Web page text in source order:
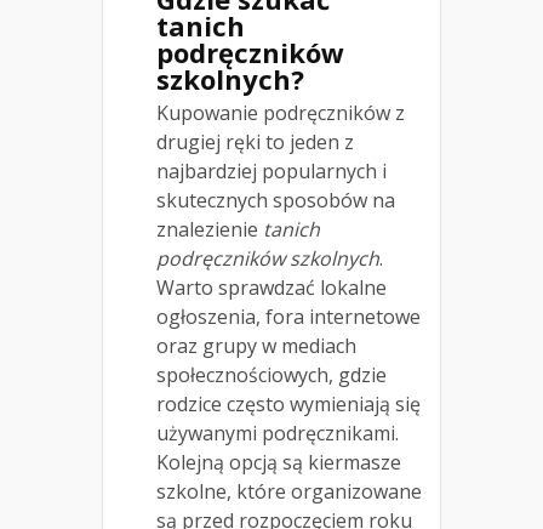
tanich
podręczników
szkolnych?
Kupowanie podręczników z
drugiej ręki to jeden z
najbardziej popularnych i
skutecznych sposobów na
znalezienie tanich
podręczników szkolnych.
Warto sprawdzać lokalne
ogłoszenia, fora internetowe
oraz grupy w mediach
społecznościowych, gdzie
rodzice często wymieniają się
używanymi podręcznikami.
Kolejną opcją są kiermasze
szkolne, które organizowane
są przed rozpoczęciem roku